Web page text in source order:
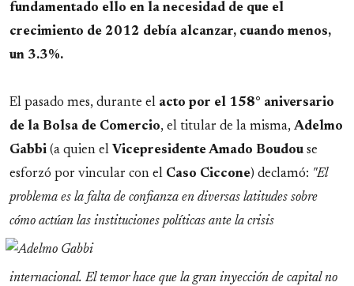
fundamentado ello en la necesidad de que el
crecimiento de 2012 debía alcanzar, cuando menos,
un 3.3%.
El pasado mes, durante el acto por el 158° aniversario
de la Bolsa de Comercio, el titular de la misma, Adelmo
Gabbi (a quien el Vicepresidente Amado Boudou se
esforzó por vincular con el Caso Ciccone) declamó: "El
problema es la falta de confianza en diversas latitudes sobre
cómo actúan las instituciones políticas ante la crisis
internacional. El temor hace que la gran inyección de capital no